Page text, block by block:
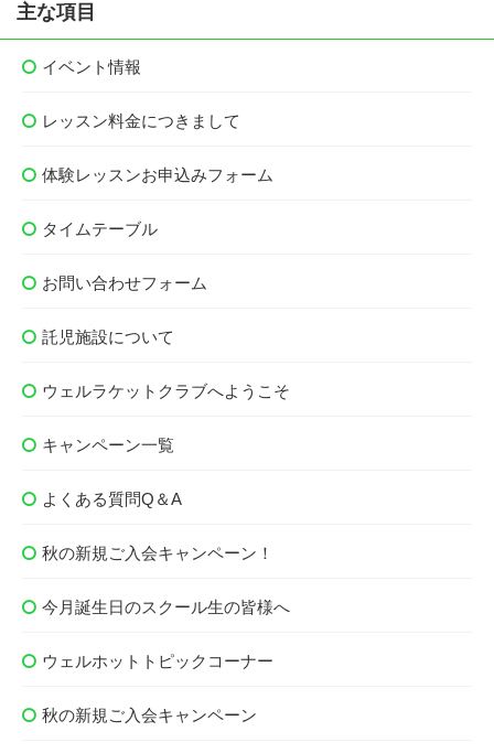
主な項目
イベント情報
レッスン料金につきまして
体験レッスンお申込みフォーム
タイムテーブル
お問い合わせフォーム
託児施設について
ウェルラケットクラブへようこそ
キャンペーン一覧
よくある質問Q＆A
秋の新規ご入会キャンペーン！
今月誕生日のスクール生の皆様へ
ウェルホットトピックコーナー
秋の新規ご入会キャンペーン